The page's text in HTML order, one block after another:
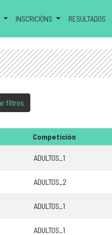
INSCRICIÓNS RESULTADOS
Competición
ADULTOS_1
ADULTOS_2
ADULTOS_1
ADULTOS_1